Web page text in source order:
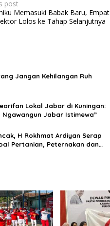
post
Memasuki Babak Baru, Empat
Lolos ke Tahap Selanjutnya
Jangan Kehilangan Ruh
Lokal Jabar di Kuningan:
Ngawangun Jabar Istimewa”
H Rokhmat Ardiyan Serap
Pertanian, Peternakan dan